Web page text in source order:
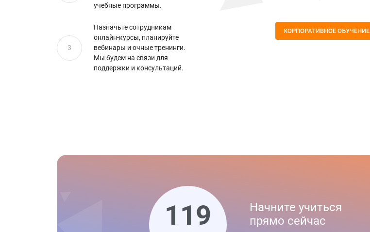
учебные программы.
3
Назначьте сотрудникам
онлайн-курсы, планируйте
вебинары и очные тренинги.
Мы будем на связи для
поддержки и консультаций.
КОРПОРАТИВНОЕ ОБУЧЕНИЕ
119
Начните учиться
прямо сейчас